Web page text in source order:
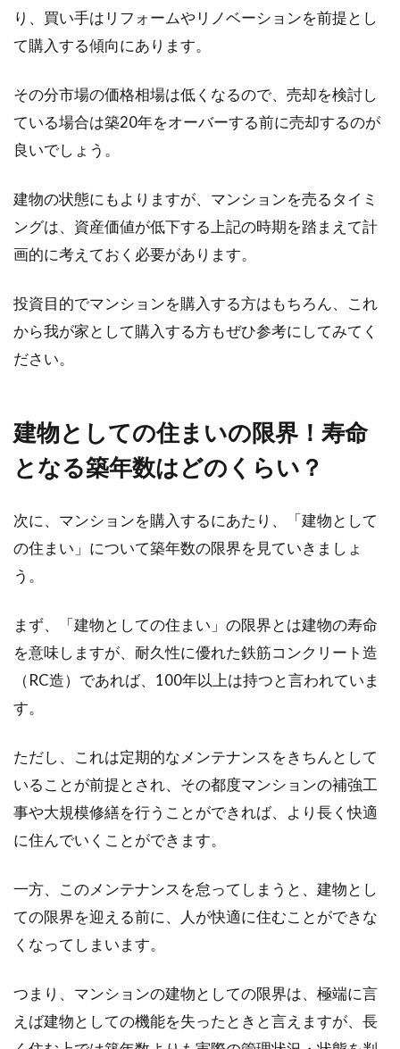
り、買い手はリフォームやリノベーションを前提とし
て購入する傾向にあります。
その分市場の価格相場は低くなるので、売却を検討し
ている場合は築20年をオーバーする前に売却するのが
良いでしょう。
建物の状態にもよりますが、マンションを売るタイミ
ングは、資産価値が低下する上記の時期を踏まえて計
画的に考えておく必要があります。
投資目的でマンションを購入する方はもちろん、これ
から我が家として購入する方もぜひ参考にしてみてく
ださい。
建物としての住まいの限界！寿命
となる築年数はどのくらい？
次に、マンションを購入するにあたり、「建物として
の住まい」について築年数の限界を見ていきましょ
う。
まず、「建物としての住まい」の限界とは建物の寿命
を意味しますが、耐久性に優れた鉄筋コンクリート造
（RC造）であれば、100年以上は持つと言われていま
す。
ただし、これは定期的なメンテナンスをきちんとして
いることが前提とされ、その都度マンションの補強工
事や大規模修繕を行うことができれば、より長く快適
に住んでいくことができます。
一方、このメンテナンスを怠ってしまうと、建物とし
ての限界を迎える前に、人が快適に住むことができな
くなってしまいます。
つまり、マンションの建物としての限界は、極端に言
えば建物としての機能を失ったときと言えますが、長